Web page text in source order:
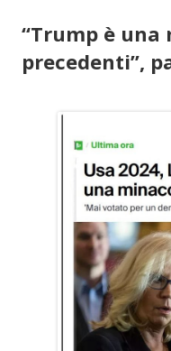
“Trump è una
precedenti”,